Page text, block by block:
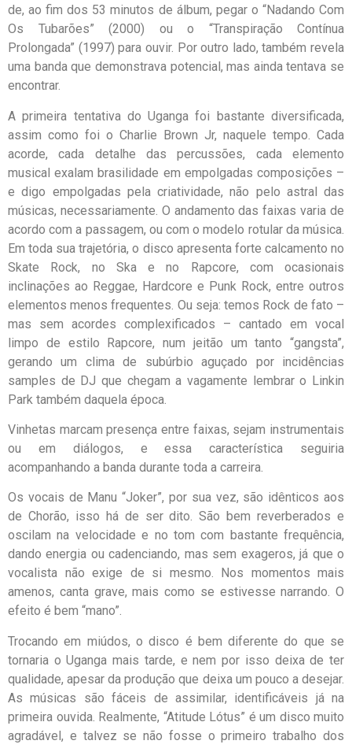
de, ao fim dos 53 minutos de álbum, pegar o “Nadando Com
Os Tubarões” (2000) ou o “Transpiração Contínua
Prolongada” (1997) para ouvir. Por outro lado, também revela
uma banda que demonstrava potencial, mas ainda tentava se
encontrar.
A primeira tentativa do Uganga foi bastante diversificada,
assim como foi o Charlie Brown Jr, naquele tempo. Cada
acorde, cada detalhe das percussões, cada elemento
musical exalam brasilidade em empolgadas composições –
e digo empolgadas pela criatividade, não pelo astral das
músicas, necessariamente. O andamento das faixas varia de
acordo com a passagem, ou com o modelo rotular da música.
Em toda sua trajetória, o disco apresenta forte calcamento no
Skate Rock, no Ska e no Rapcore, com ocasionais
inclinações ao Reggae, Hardcore e Punk Rock, entre outros
elementos menos frequentes. Ou seja: temos Rock de fato –
mas sem acordes complexificados – cantado em vocal
limpo de estilo Rapcore, num jeitão um tanto “gangsta”,
gerando um clima de subúrbio aguçado por incidências
samples de DJ que chegam a vagamente lembrar o Linkin
Park também daquela época.
Vinhetas marcam presença entre faixas, sejam instrumentais
ou em diálogos, e essa característica seguiria
acompanhando a banda durante toda a carreira.
Os vocais de Manu “Joker”, por sua vez, são idênticos aos
de Chorão, isso há de ser dito. São bem reverberados e
oscilam na velocidade e no tom com bastante frequência,
dando energia ou cadenciando, mas sem exageros, já que o
vocalista não exige de si mesmo. Nos momentos mais
amenos, canta grave, mais como se estivesse narrando. O
efeito é bem “mano”.
Trocando em miúdos, o disco é bem diferente do que se
tornaria o Uganga mais tarde, e nem por isso deixa de ter
qualidade, apesar da produção que deixa um pouco a desejar.
As músicas são fáceis de assimilar, identificáveis já na
primeira ouvida. Realmente, “Atitude Lótus” é um disco muito
agradável, e talvez se não fosse o primeiro trabalho dos